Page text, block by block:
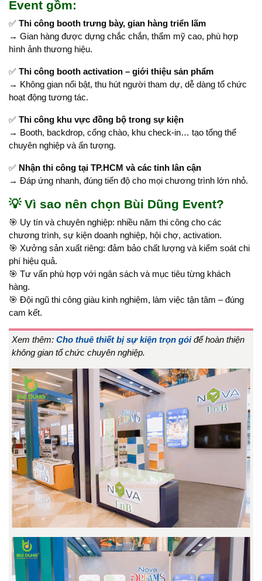
Event gồm:
✅ Thi công booth trưng bày, gian hàng triển lãm
→ Gian hàng được dựng chắc chắn, thẩm mỹ cao, phù hợp
hình ảnh thương hiệu.
✅ Thi công booth activation – giới thiệu sản phẩm
→ Không gian nổi bật, thu hút người tham dự, dễ dàng tổ chức
hoạt động tương tác.
✅ Thi công khu vực đồng bộ trong sự kiện
→ Booth, backdrop, cổng chào, khu check-in… tạo tổng thể
chuyên nghiệp và ấn tượng.
✅ Nhận thi công tại TP.HCM và các tỉnh lân cận
→ Đáp ứng nhanh, đúng tiến độ cho mọi chương trình lớn nhỏ.
💡 Vì sao nên chọn Bùi Dũng Event?
🎯 Uy tín và chuyên nghiệp: nhiều năm thi công cho các
chương trình, sự kiện doanh nghiệp, hội chợ, activation.
🎯 Xưởng sản xuất riêng: đảm bảo chất lượng và kiểm soát chi
phí hiệu quả.
🎯 Tư vấn phù hợp với ngân sách và mục tiêu từng khách
hàng.
🎯 Đội ngũ thi công giàu kinh nghiệm, làm việc tận tâm – đúng
cam kết.
Xem thêm: Cho thuê thiết bị sự kiện trọn góiđể hoàn thiện
không gian tổ chức chuyên nghiệp.